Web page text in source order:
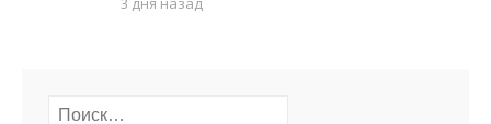
Найти: